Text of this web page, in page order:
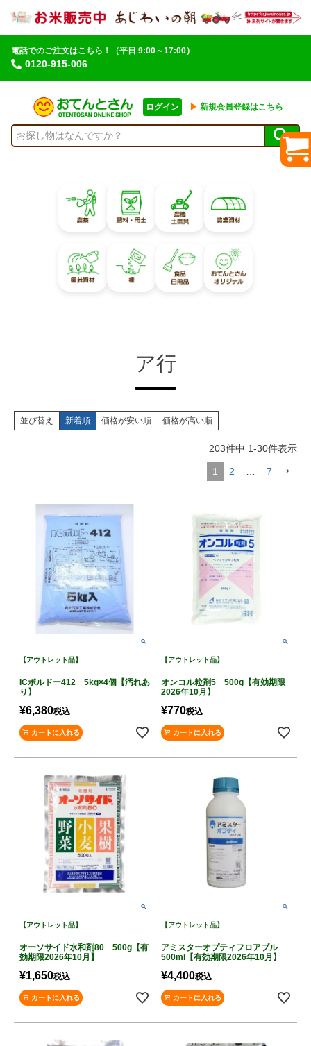
電話でのご注文はこちら！
0120-915-006
（平日 9:00～17:00）
ログイン ▶︎ 新規会員登録はこちら
ア行
並び替え 新着順 価格が安い順 価格が高い順
203件中 1-30件表示
1 2 7
【アウトレット品】
ICボルドー412 5kg×4個【汚れあ
り】
¥6,380税込
カートに入れる
【アウトレット品】
オンコル粒剤5 500g【有効期限
2026年10月】
¥770税込
カートに入れる
【アウトレット品】
オーソサイド水和剤80 500g【有
効期限2026年10月】
¥1,650税込
カートに入れる
【アウトレット品】
アミスターオプティフロアブル
500ml【有効期限2026年10月】
¥4,400税込
カートに入れる